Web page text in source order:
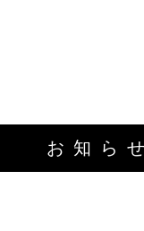
ー
ワ
ー
お知らせ